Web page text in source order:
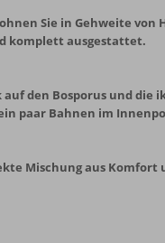
Sie in Gehweite von
komplett ausgestattet.
den Bosporus und die
paar Bahnen im
Mischung aus Komfort